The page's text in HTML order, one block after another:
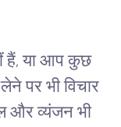
हैं, या आप कुछ
पर भी विचार
और व्यंजन भी